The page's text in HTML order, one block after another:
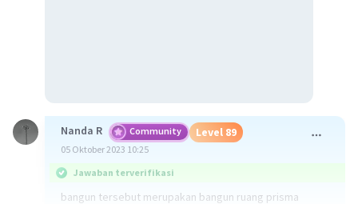
Nanda R Community Level 89
05 Oktober 2023 10:25
Jawaban terverifikasi
bangun tersebut merupakan bangun ruang prisma